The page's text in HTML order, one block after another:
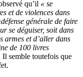
qu’il « se
et de violences dans
générale de faire
se déguiser, soit dans
armes et d’aller dans
de 100 livres
Il semble toutefois que